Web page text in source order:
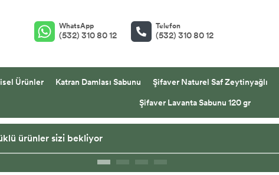
WhatsApp
(532) 310 80 12
Telefon
(532) 310 80 12
Ürünler Katran Damlası Sabunu Şifaver Naturel Saf Zeytinyağlı
Şifaver Lavanta Sabunu 120 gr
ürünler sizi bekliyor